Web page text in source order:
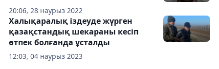
20:06, 28 наурыз 2022
12:03, 04 наурыз 2023
Халықаралық іздеуде жүрген
қазақстандық шекараны кесіп
өтпек болғанда ұсталды